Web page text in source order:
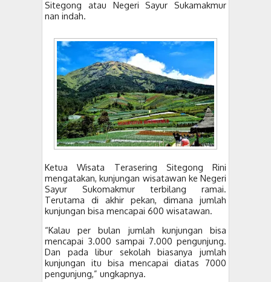
Sitegong atau Negeri Sayur Sukamakmur
nan indah.
Ketua Wisata Terasering Sitegong Rini
mengatakan, kunjungan wisatawan ke Negeri
Sayur Sukomakmur terbilang ramai.
Terutama di akhir pekan, dimana jumlah
kunjungan bisa mencapai 600 wisatawan.
“Kalau per bulan jumlah kunjungan bisa
mencapai 3.000 sampai 7.000 pengunjung.
Dan pada libur sekolah biasanya jumlah
kunjungan itu bisa mencapai diatas 7000
pengunjung,” ungkapnya.